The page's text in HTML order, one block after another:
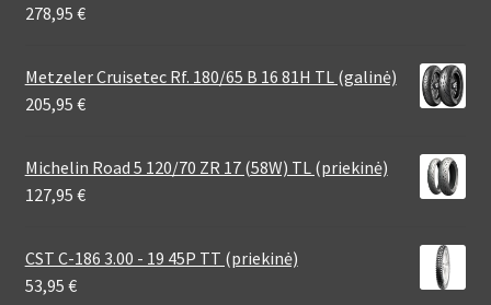
278,95 €
Metzeler Cruisetec Rf. 180/65 B 16 81H TL (galinė)
205,95 €
Michelin Road 5 120/70 ZR 17 (58W) TL (priekinė)
127,95 €
CST C-186 3.00 - 19 45P TT (priekinė)
53,95 €